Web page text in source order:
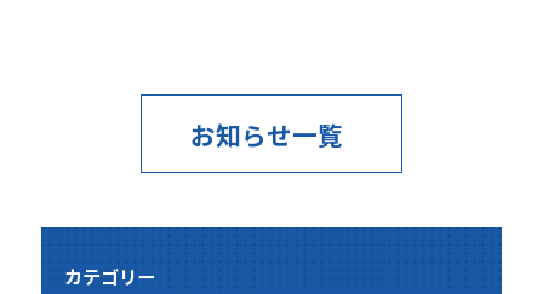
お知らせ一覧
カテゴリー